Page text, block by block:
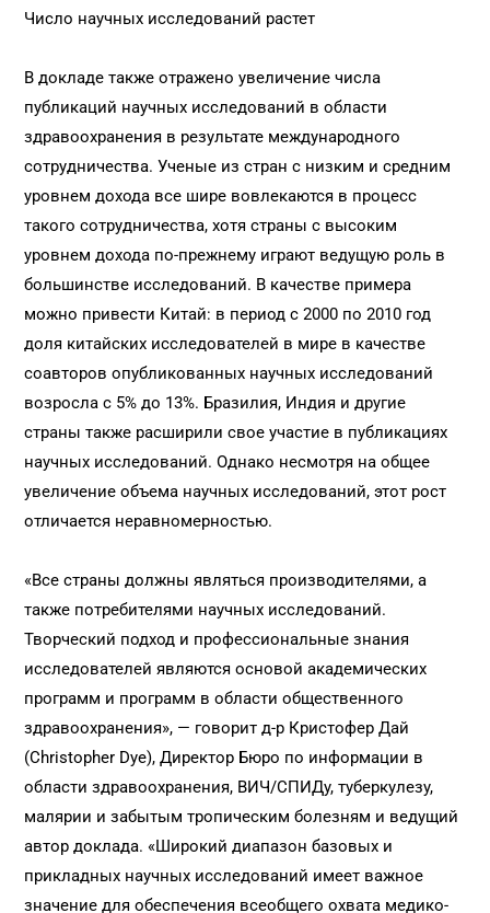
Число научных исследований растет
В докладе также отражено увеличение числа
публикаций научных исследований в области
здравоохранения в результате международного
сотрудничества. Ученые из стран с низким и средним
уровнем дохода все шире вовлекаются в процесс
такого сотрудничества, хотя страны с высоким
уровнем дохода по-прежнему играют ведущую роль в
большинстве исследований. В качестве примера
можно привести Китай: в период с 2000 по 2010 год
доля китайских исследователей в мире в качестве
соавторов опубликованных научных исследований
возросла с 5% до 13%. Бразилия, Индия и другие
страны также расширили свое участие в публикациях
научных исследований. Однако несмотря на общее
увеличение объема научных исследований, этот рост
отличается неравномерностью.
«Все страны должны являться производителями, а
также потребителями научных исследований.
Творческий подход и профессиональные знания
исследователей являются основой академических
программ и программ в области общественного
здравоохранения», — говорит д-р Кристофер Дай
(Christopher Dye), Директор Бюро по информации в
области здравоохранения, ВИЧ/СПИДу, туберкулезу,
малярии и забытым тропическим болезням и ведущий
автор доклада. «Широкий диапазон базовых и
прикладных научных исследований имеет важное
значение для обеспечения всеобщего охвата медико-